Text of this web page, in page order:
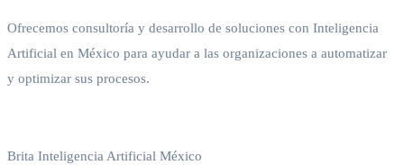
Ofrecemos consultoría y desarrollo de soluciones con Inteligencia
Artificial en México para ayudar a las organizaciones a automatizar
y optimizar sus procesos.
Brita Inteligencia Artificial México